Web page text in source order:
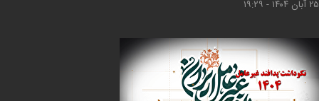
۲۵ آبان ۱۴۰۴ - ۱۹:۲۹